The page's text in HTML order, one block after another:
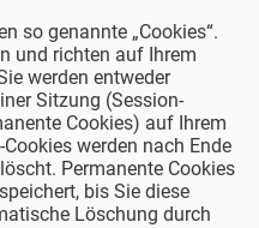
so genannte „Cookies“.
und richten auf Ihrem
werden entweder
Sitzung (Session-
Cookies) auf Ihrem
werden nach Ende
Permanente Cookies
bis Sie diese
Löschung durch